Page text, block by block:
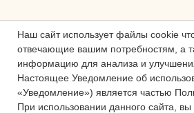
Наш сайт использует файлы cookie
отвечающие вашим потребностям, а
информацию для анализа и
Настоящее Уведомление об
«Уведомление») является частью
При использовании данного сайта,